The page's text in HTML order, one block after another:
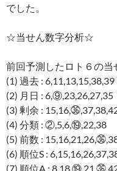
でした。
☆当せん数字分析☆
前回予測したロト６の当
(1) 過去 : 6,11,13,15,38,39
(2) 月日 : 6,⑨,23,26,27,35
(3) 剰余 : 15,16,㊱
(4) 分類 : ②,5,6,⑲,22,38
(5) 前数 : 15,16,21,26,㊱
(6) 順位S :
(7) 順位A : 8,18,⑲,21,㊱